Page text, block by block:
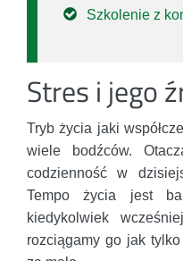
Szkolenie z
Stres i jego
Tryb życia jaki
wiele bodźców.
codzienność w
Tempo życia jest
kiedykolwiek
rozciągamy go jak